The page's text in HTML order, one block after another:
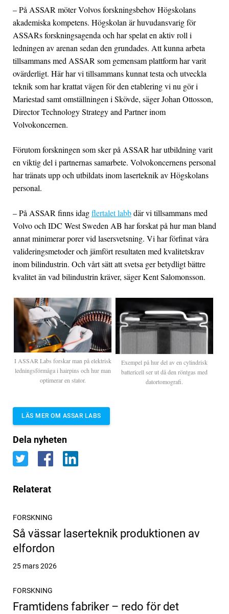
– På ASSAR möter Volvos forskningsbehov Högskolans
akademiska kompetens. Högskolan är huvudansvarig för
ASSARs forskningsagenda och har spelat en aktiv roll i
ledningen av arenan sedan den grundades. Att kunna arbeta
tillsammans med ASSAR som gemensam plattform har varit
ovärderligt. Här har vi tillsammans kunnat testa och utveckla
teknik som har krattat vägen för den etablering vi nu gör i
Mariestad samt omställningen i Skövde, säger Johan Ottosson,
Director Technology Strategy and Partner inom
Volvokoncernen.
Förutom forskningen som sker på ASSAR har utbildning varit
en viktig del i partnernas samarbete. Volvokoncernens personal
har tränats upp och utbildats inom laserteknik av Högskolans
personal.
– På ASSAR finns idagflertalet labbdär vi tillsammans med
Volvo och IDC West Sweden AB har forskat på hur man bland
annat minimerar porer vid lasersvetsning. Vi har förfinat våra
valideringsmetoder och jämfört resultaten med kvalitetskrav
inom bilindustrin. Och vårt sätt att svetsa ger betydligt bättre
kvalitet än vad bilindustrin kräver, säger Kent Salomonsson.
I ASSAR Labs forskar man på elektrisk
ledningsförmåga i hairpins och hur man
optimerar en stator.
Exempel på hur del av en cylindrisk
battericell ser ut då den röntgas med
datortomografi.
LÄS MER OM ASSAR LABS
Dela nyheten
Relaterat
FORSKNING
Så vässar laserteknik produktionen av
elfordon
Publicerat
25 mars 2026
FORSKNING
Framtidens fabriker – redo för det